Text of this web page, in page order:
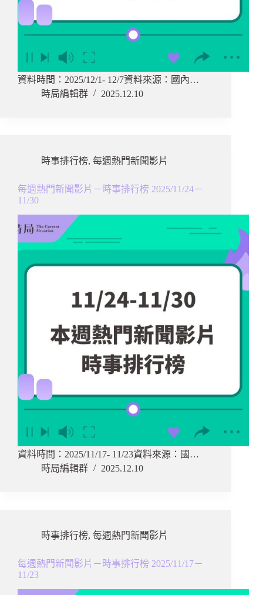
資料時間：2025/12/1- 12/7資料來源：國內…
時局編輯群
2025.12.10
時事排行榜, 每週熱門新聞影片
每週熱門新聞影片－時事排行榜 2025/11/24－
11/30
資料時間：2025/11/17- 11/23資料來源：國…
時局編輯群
2025.12.10
時事排行榜, 每週熱門新聞影片
每週熱門新聞影片－時事排行榜 2025/11/17－
11/23